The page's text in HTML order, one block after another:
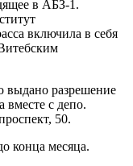
в АБЗ-1.
включила в себя
выдано разрешение
вместе с депо.
50.
конца месяца.